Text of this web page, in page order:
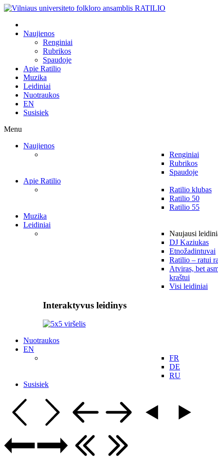
Naujienos
Renginiai
Rubrikos
Spaudoje
Apie Ratilio
Muzika
Leidiniai
Nuotraukos
EN
Susisiek
Menu
Naujienos
Renginiai
Rubrikos
Spaudoje
Apie Ratilio
Ratilio klubas
Ratilio 50
Ratilio 55
Muzika
Leidiniai
Naujausi
DJ Kaziukas
Etnožadintuvai
Ratilio – ratui
Atviras, bet
kraštui
Visi leidiniai
Interaktyvus leidinys
Nuotraukos
EN
FR
DE
RU
Susisiek